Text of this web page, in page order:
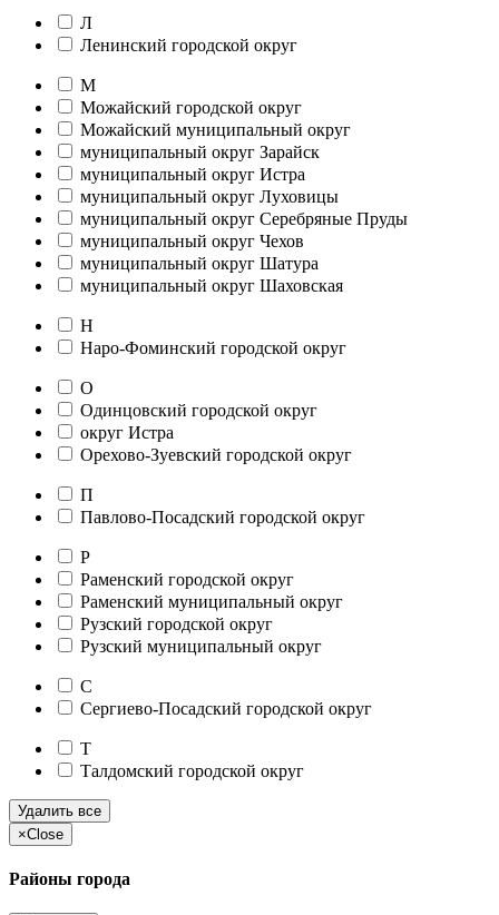
Л
Ленинский городской округ
М
Можайский городской округ
Можайский муниципальный округ
муниципальный округ Зарайск
муниципальный округ Истра
муниципальный округ Луховицы
муниципальный округ Серебряные Пруды
муниципальный округ Чехов
муниципальный округ Шатура
муниципальный округ Шаховская
Н
Наро-Фоминский городской округ
О
Одинцовский городской округ
округ Истра
Орехово-Зуевский городской округ
П
Павлово-Посадский городской округ
Р
Раменский городской округ
Раменский муниципальный округ
Рузский городской округ
Рузский муниципальный округ
С
Сергиево-Посадский городской округ
Т
Талдомский городской округ
Удалить все
×Close
Районы города